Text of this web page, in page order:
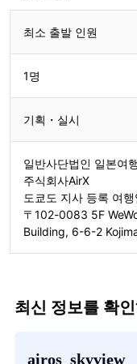
최소 출발 인원
1명
기획・실시
일반사단법인 일본여
주식회사AirX
도쿄도 지사 등록 여
〒102-0083 5F
Building, 6-6-2
최신 정보를 확
airos_skyview